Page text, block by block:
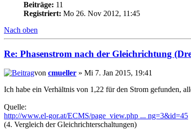
Beiträge: 11
Registriert: Mo 26. Nov 2012, 11:45
Nach oben
Re: Phasenstrom nach der Gleichrichtung
von cmueller » Mi 7. Jan 2015, 19:41
Ich habe ein Verhältnis von 1,22 für den Strom gefunden,
Quelle:
http://www.el-gor.at/ECMS/page_view.php ... ng=3&id=45
(4. Vergleich der Gleichrichterschaltungen)